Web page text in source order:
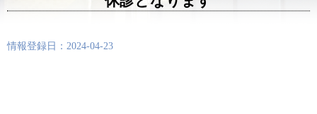
情報登録日：2024-04-23